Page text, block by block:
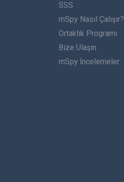
SSS
mSpy Nasıl Çalışır?
Ortaklık Programı
Bize Ulaşın
mSpy İncelemeler